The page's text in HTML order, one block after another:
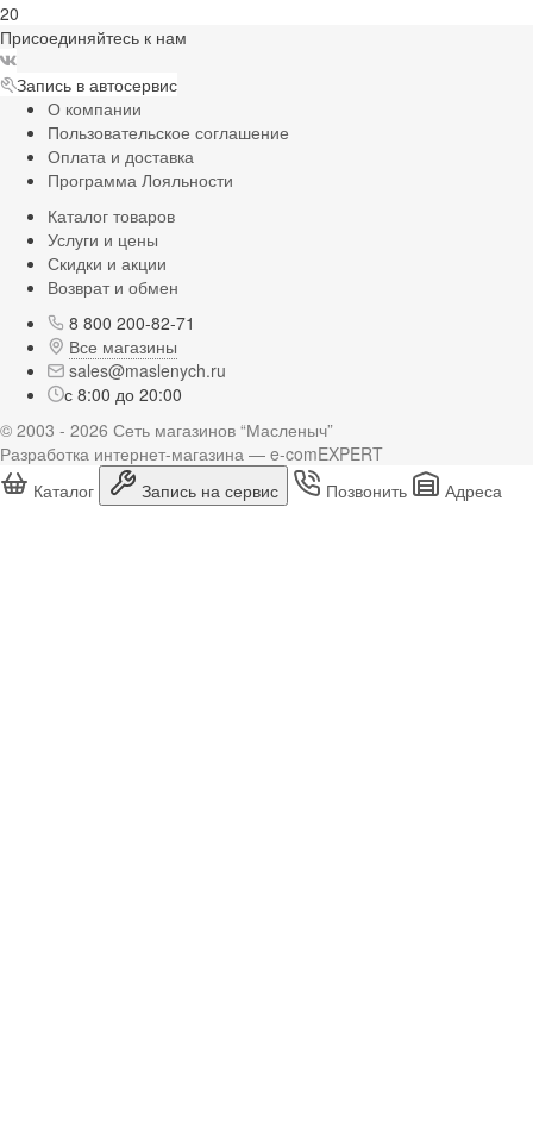
20
Присоединяйтесь к нам
Запись в автосервис
О компании
Пользовательское соглашение
Оплата и доставка
Программа Лояльности
Каталог товаров
Услуги и цены
Скидки и акции
Возврат и обмен
8 800 200-82-71
Все магазины
sales@maslenych.ru
с 8:00 до 20:00
© 2003 - 2026 Сеть магазинов “Масленыч”
Разработка интернет-магазина — e-comEXPERT
Каталог
Запись на сервис Позвонить Адреса